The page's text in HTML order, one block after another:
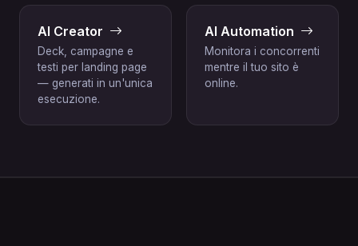
AI Creator
Deck, campagne e
testi per landing page
— generati in un'unica
esecuzione.
AI Automation
Monitora i concorrenti
mentre il tuo sito è
online.